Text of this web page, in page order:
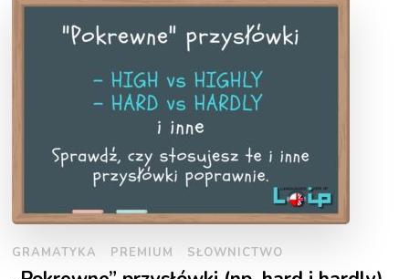
GRAMATYKA PREMIUM SŁOWNICTWO